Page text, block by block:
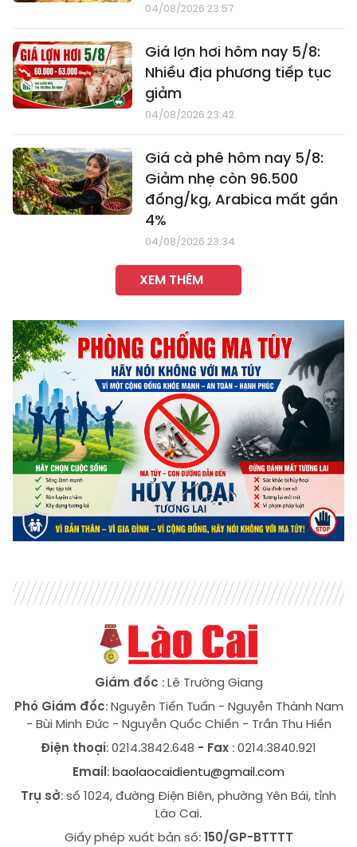
04/08/2026 23:57
Giá lợn hơi hôm nay 5/8:
Nhiều địa phương tiếp tục
giảm
04/08/2026 23:42
Giá cà phê hôm nay 5/8:
Giảm nhẹ còn 96.500
đồng/kg, Arabica mất gần
4%
04/08/2026 23:34
XEM THÊM
Giám đốc : Lê Trường Giang
Phó Giám đốc:Nguyễn Tiến Tuấn - Nguyễn Thành Nam
- Bùi Minh Đức- Nguyễn Quốc Chiến - Trần Thu Hiền
Điện thoại: 0214.3842.648 - Fax : 0214.3840.921
Email:baolaocaidientu@gmail.com
Trụ sở: số 1024, đường Điện Biên, phường Yên Bái, tỉnh
Lào Cai.
Giấy phép xuất bản số:150/GP-BTTTT